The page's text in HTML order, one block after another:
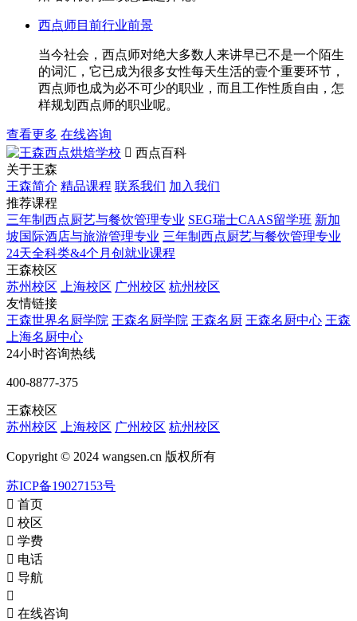
西点师目前行业前景
当今社会，西点师对绝大多数人来讲早已不是一个陌生
的词汇，它已成为很多女性每天生活的壹个重要环节，
西点师也成为必不可少的职业，而且工作性质自由，怎
样规划西点师的职业呢。
查看更多 在线咨询
 西点百科
关于王森
王森简介 精品课程 联系我们 加入我们
推荐课程
三年制西点厨艺与餐饮管理专业 SEG瑞士CAAS留学班 新加
坡国际酒店与旅游管理专业 三年制西点厨艺与餐饮管理专业
24天全科类&4个月创就业课程
王森校区
苏州校区
上海校区 广州校区 杭州校区
友情链接
王森世界名厨学院 王森名厨学院 王森名厨 王森名厨中心 王森
上海名厨中心
24小时咨询热线
400-8877-375
王森校区
苏州校区
上海校区 广州校区 杭州校区
Copyright © 2024 wangsen.cn 版权所有
苏ICP备19027153号
 首页
 校区
 学费
 电话
 导航

 在线咨询